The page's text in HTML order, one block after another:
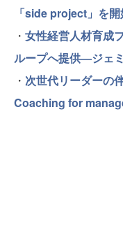
「side project」を
・ 女性経営人材育成
ループへ提供―ジェ
・ 次世代リーダーの
Coaching for